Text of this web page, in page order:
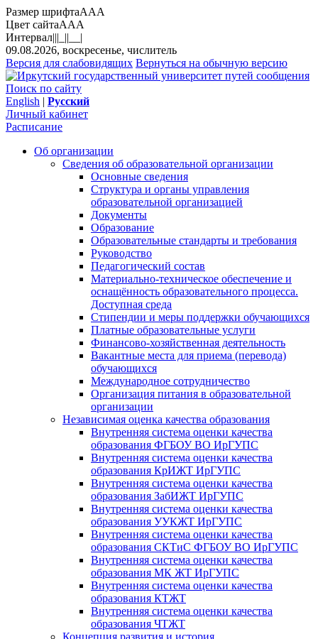
Размер шрифтаAAA
Цвет сайтаAAA
Интервал|||_||__|
09.08.2026, воскресенье, числитель
Версия для слабовидящих Вернуться на обычную версию
Поиск по сайту
English | Русский
Личный кабинет
Расписание
Об организации
Сведения об образовательной организации
Основные сведения
Структура и органы управления
образовательной организацией
Документы
Образование
Образовательные стандарты и требования
Руководство
Педагогический состав
Материально-техническое обеспечение и
оснащённость образовательного процесса.
Доступная среда
Стипендии и меры поддержки обучающихся
Платные образовательные услуги
Финансово-хозяйственная деятельность
Вакантные места для приема (перевода)
обучающихся
Международное сотрудничество
Организация питания в образовательной
организации
Независимая оценка качества образования
Внутренняя система оценки качества
образования ФГБОУ ВО ИрГУПС
Внутренняя система оценки качества
образования КрИЖТ ИрГУПС
Внутренняя система оценки качества
образования ЗабИЖТ ИрГУПС
Внутренняя система оценки качества
образования УУКЖТ ИрГУПС
Внутренняя система оценки качества
образования СКТиС ФГБОУ ВО ИрГУПС
Внутренняя система оценки качества
образования МК ЖТ ИрГУПС
Внутренняя система оценки качества
образования КТЖТ
Внутренняя система оценки качества
образования ЧТЖТ
Концепция развития и история